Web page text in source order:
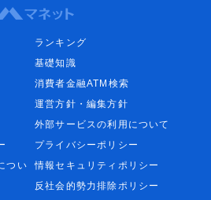
ランキング
基礎知識
消費者金融ATM検索
運営方針・編集方針
外部サービスの利用について
プライバシーポリシー
つい
情報セキュリティポリシー
反社会的勢力排除ポリシー